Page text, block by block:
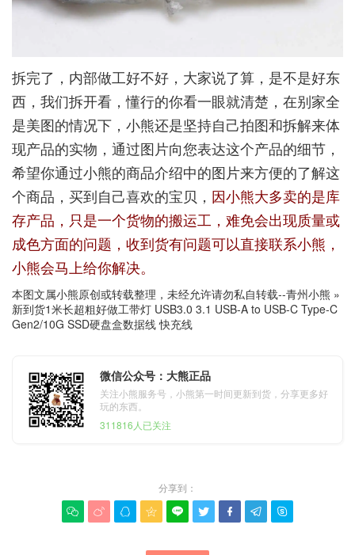
拆完了，内部做工好不好，大家说了算，是不是好东
西，我们拆开看，懂行的你看一眼就清楚，在别家全
是美图的情况下，小熊还是坚持自己拍图和拆解来体
现产品的实物，通过图片向您表达这个产品的细节，
希望你通过小熊的商品介绍中的图片来方便的了解这
个商品，买到自己喜欢的宝贝， 因小熊大多卖的是库
存产品，只是一个货物的搬运工，难免会出现质量或
成色方面的问题，收到货有问题可以直接联系小熊，
小熊会马上给你解决。
本图文属小熊原创或转载整理，未经允许请勿私自转载--青州小熊 »
新到货1米长超粗好做工带灯 USB3.0 3.1 USB-A to USB-C Type-C
Gen2/10G SSD硬盘盒数据线 快充线
微信公众号：大熊正品
关注小熊服务号，小熊第一时间更新到货，分享更多好
玩的东西。
311816人已关注
分享到：
        